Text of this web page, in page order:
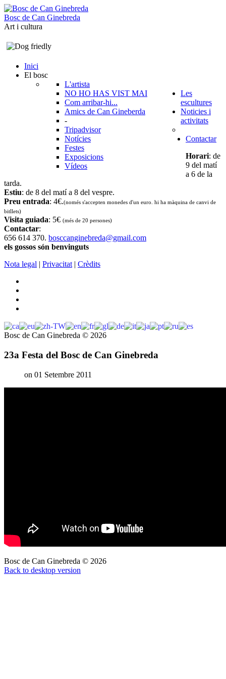
Bosc de Can Ginebreda
Art i cultura
Inici
El bosc
L'artista
NO HO HAS VIST MAI
Com arribar-hi...
Amics de Can Gineberda
-
Tripadvisor
Les
escultures
Noticies i
activitats
Notícies
Festes
Exposicions
Vídeos
Contactar
Horari: de
9 del matí
a 6 de la
tarda.
Estiu: de 8 del matí a 8 del vespre.
Preu entrada: 4€.(només s'accepten monedes d'un euro. hi ha màquina de canvi de
bitllets)
Visita guiada: 5€ (més de 20 persones)
Contactar:
656 614 370. bosccanginebreda@gmail.com
els gossos són benvinguts
Nota legal | Privacitat | Crèdits
Bosc de Can Ginebreda © 2026
23a Festa del Bosc de Can Ginebreda
on 01 Setembre 2011
Bosc de Can Ginebreda © 2026
Back to desktop version